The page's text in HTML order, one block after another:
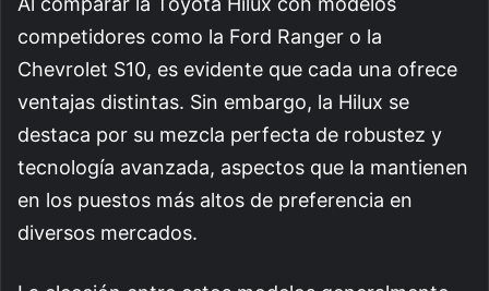
competidores como la Ford Ranger o la
Chevrolet S10, es evidente que cada una ofrece
ventajas distintas. Sin embargo, la Hilux se
destaca por su mezcla perfecta de robustez y
tecnología avanzada, aspectos que la mantienen
en los puestos más altos de preferencia en
diversos mercados.